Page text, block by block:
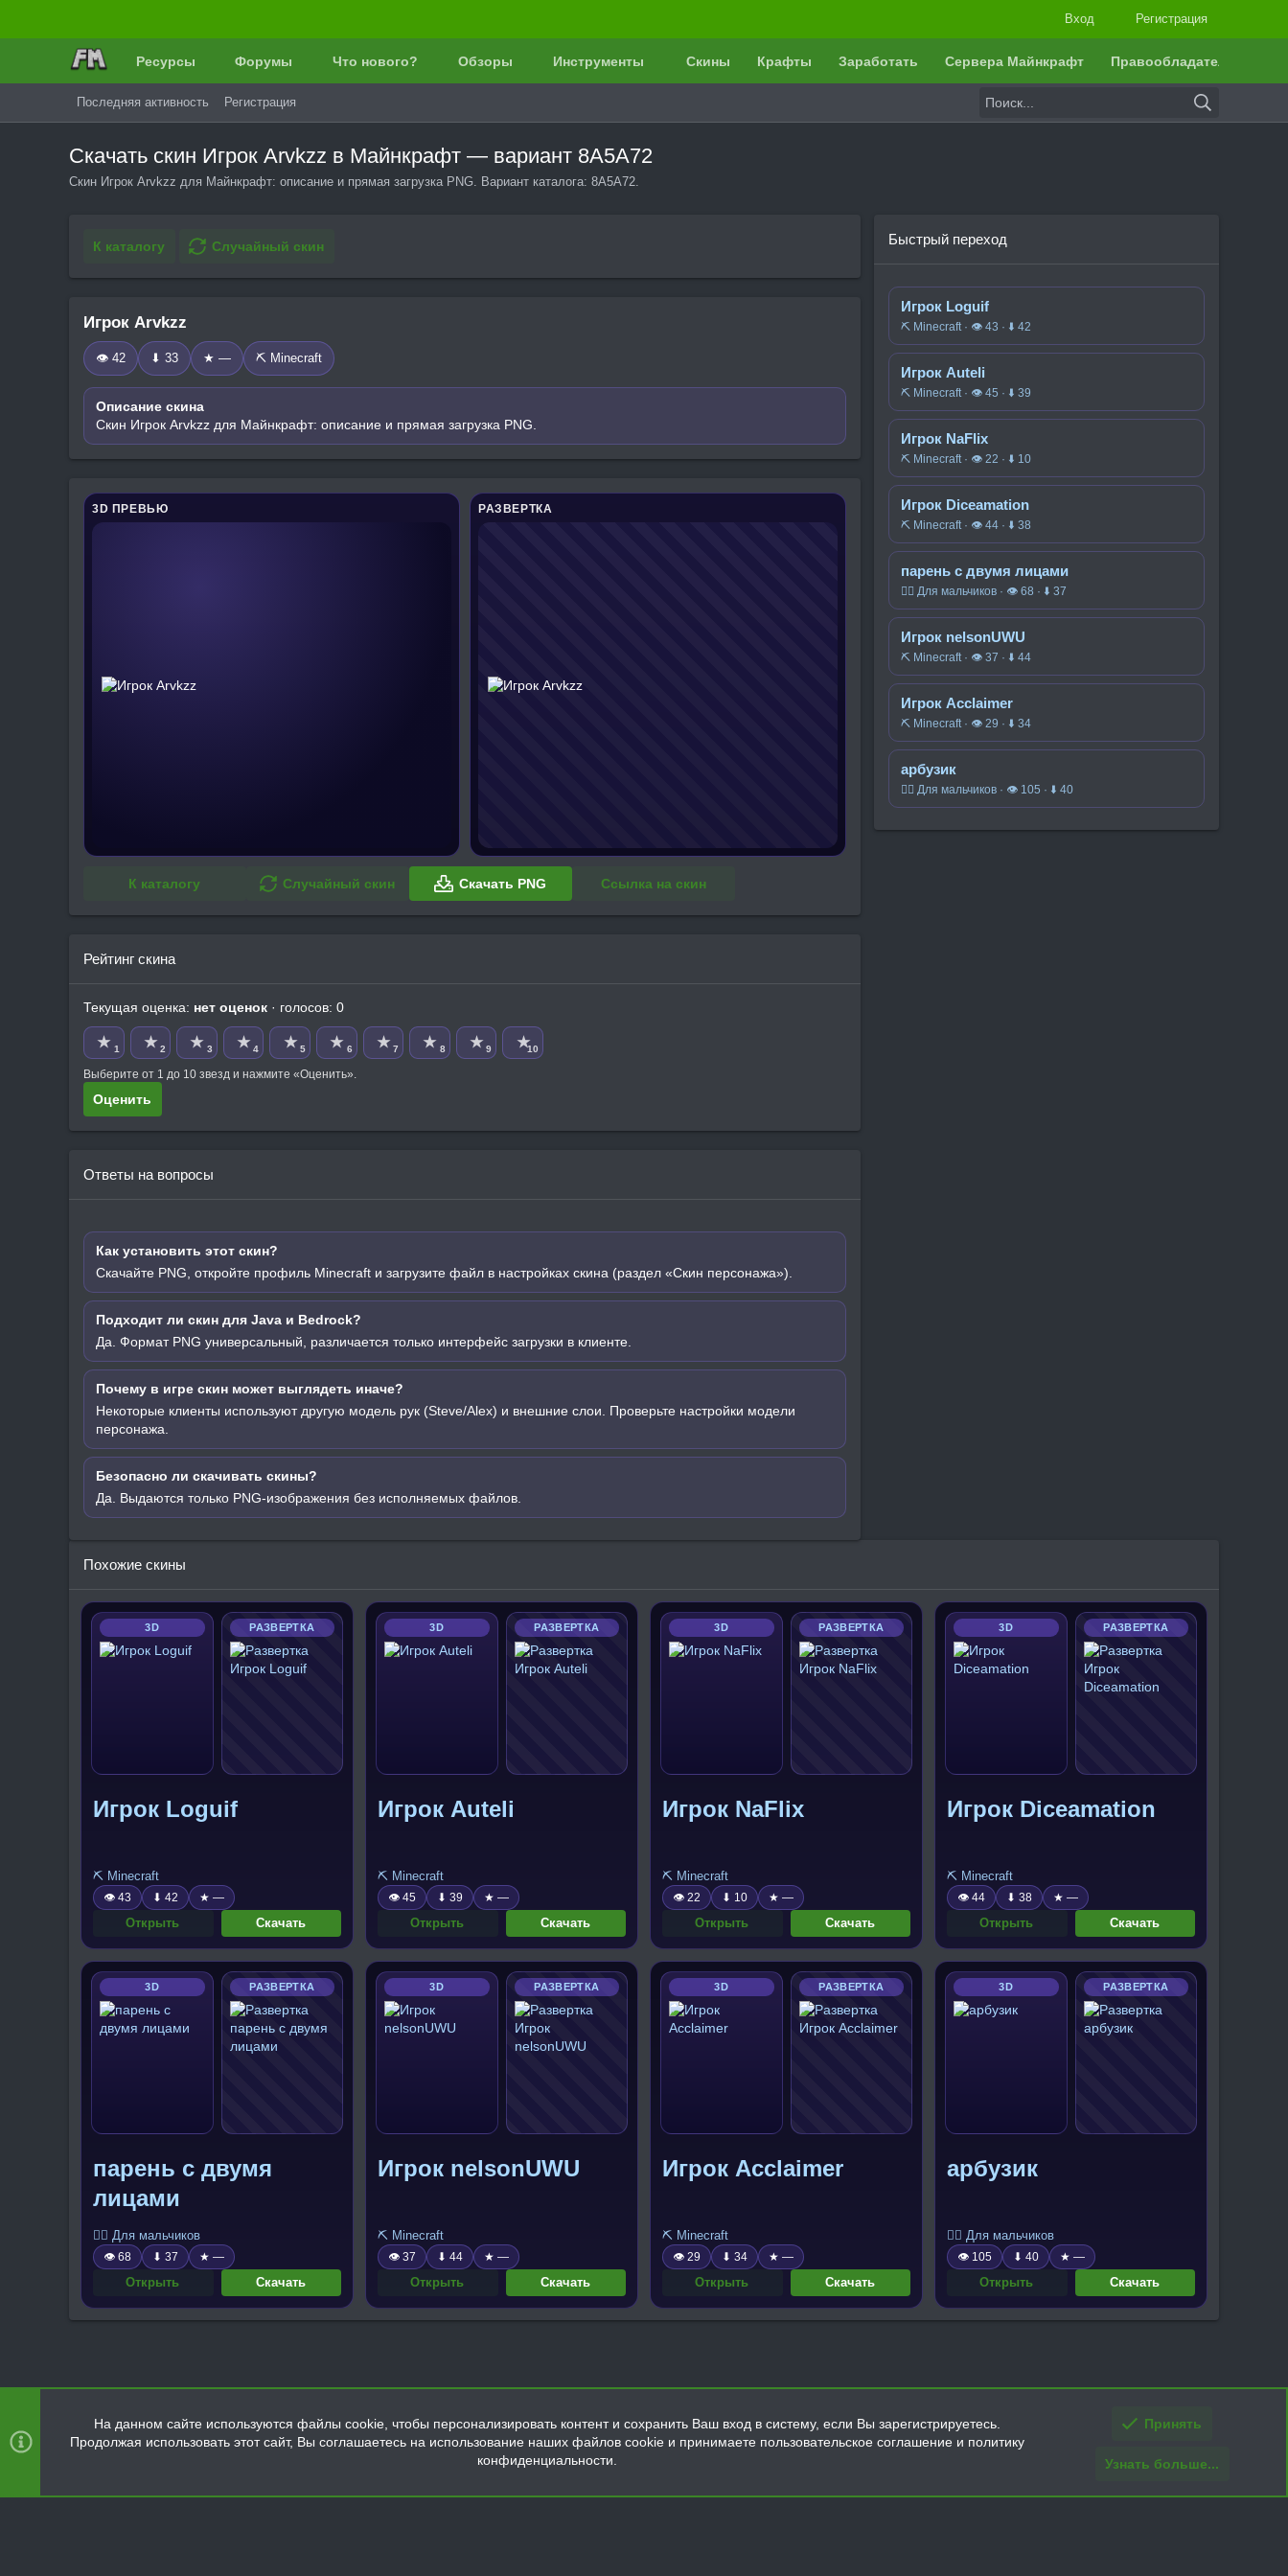
Вход Регистрация
Ресурсы Форумы Что нового? Обзоры Инструменты Скины Крафты Заработать Сервера Майнкрафт Правообладателям
Последняя активность Регистрация
Скачать скин Игрок Arvkzz в Майнкрафт — вариант 8A5A72
Скин Игрок Arvkzz для Майнкрафт: описание и прямая загрузка PNG. Вариант каталога: 8A5A72.
К каталогу Случайный скин
Игрок Arvkzz
👁 42 ⬇ 33 ★ — ⛏️ Minecraft
Описание скина
Скин Игрок Arvkzz для Майнкрафт: описание и прямая загрузка PNG.
3D ПРЕВЬЮ РАЗВЕРТКА
К каталогу Случайный скин Скачать PNG Ссылка на скин
Рейтинг скина
Текущая оценка: нет оценок · голосов: 0
★ 1 ★ 2 ★ 3 ★ 4 ★ 5 ★ 6 ★ 7 ★ 8 ★ 9 ★10
Выберите от 1 до 10 звезд и нажмите «Оценить».
Оценить
Ответы на вопросы
Как установить этот скин?
Скачайте PNG, откройте профиль Minecraft и загрузите файл в настройках скина (раздел «Скин персонажа»).
Подходит ли скин для Java и Bedrock?
Да. Формат PNG универсальный, различается только интерфейс загрузки в клиенте.
Почему в игре скин может выглядеть иначе?
Некоторые клиенты используют другую модель рук (Steve/Alex) и внешние слои. Проверьте настройки модели
персонажа.
Безопасно ли скачивать скины?
Да. Выдаются только PNG-изображения без исполняемых файлов.
Быстрый переход
Игрок Loguif
⛏️ Minecraft · 👁 43 · ⬇ 42
Игрок Auteli
⛏️ Minecraft · 👁 45 · ⬇ 39
Игрок NaFlix
⛏️ Minecraft · 👁 22 · ⬇ 10
Игрок Diceamation
⛏️ Minecraft · 👁 44 · ⬇ 38
парень с двумя лицами
🧍‍♂️ Для мальчиков · 👁 68 · ⬇ 37
Игрок nelsonUWU
⛏️ Minecraft · 👁 37 · ⬇ 44
Игрок Acclaimer
⛏️ Minecraft · 👁 29 · ⬇ 34
арбузик
🧍‍♂️ Для мальчиков · 👁 105 · ⬇ 40
Похожие скины
3D РАЗВЕРТКА
Игрок Loguif
⛏️ Minecraft
👁 43 ⬇ 42 ★ —
Открыть Скачать
3D РАЗВЕРТКА
Игрок Auteli
⛏️ Minecraft
👁 45 ⬇ 39 ★ —
Открыть Скачать
3D РАЗВЕРТКА
Игрок NaFlix
⛏️ Minecraft
👁 22 ⬇ 10 ★ —
Открыть Скачать
3D РАЗВЕРТКА
Игрок Diceamation
⛏️ Minecraft
👁 44 ⬇ 38 ★ —
Открыть Скачать
3D РАЗВЕРТКА
парень с двумя
лицами
🧍‍♂️ Для мальчиков
👁 68 ⬇ 37 ★ —
Открыть Скачать
3D РАЗВЕРТКА
Игрок nelsonUWU
⛏️ Minecraft
👁 37 ⬇ 44 ★ —
Открыть Скачать
3D РАЗВЕРТКА
Игрок Acclaimer
⛏️ Minecraft
👁 29 ⬇ 34 ★ —
Открыть Скачать
3D РАЗВЕРТКА
арбузик
🧍‍♂️ Для мальчиков
👁 105 ⬇ 40 ★ —
Открыть Скачать
Главная
R
S
На данном сайте используются файлы cookie, чтобы персонализировать контент и сохранить Ваш вход в систему, если Вы зарегистрируетесь.
Продолжая использовать этот сайт, Вы соглашаетесь на использование наших файлов cookie и принимаете пользовательское соглашение и политику
конфиденциальности.
Принять
Узнать больше...